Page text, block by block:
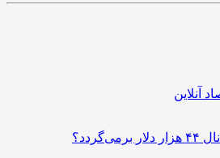
آنلاین